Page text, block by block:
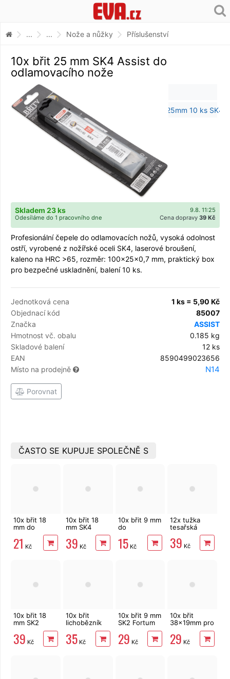
... ... Nože a nůžky Příslušenství
10x břit 25 mm SK4 Assist do
odlamovacího nože
9.8. 11:25
Skladem 23 ks
Cena dopravy 39 Kč
Odesíláme do 1 pracovního dne
Profesionální čepele do odlamovacích nožů, vysoká odolnost
ostří, vyrobené z nožířské oceli SK4, laserové broušení,
kaleno na HRC >65, rozměr: 100x25x0,7 mm, praktický box
pro bezpečné uskladnění, balení 10 ks.
Jednotková cena
1 ks = 5,90 Kč
Objednací kód
85007
Značka
ASSIST
Hmotnost vč. obalu
0.185 kg
Skladové balení
12 ks
EAN
8590499023656
Místo na prodejně
N14
Porovnat
ČASTO SE KUPUJE SPOLEČNĚ S
10x břit 18
mm do
odlamovacího
nože
21 Kč
10x břit 18
mm SK4
odlamovacího
nože
39 Kč
10x břit 9 mm
do
odlamovacího
nože
15Kč
12x tužka
tesařská
39 Kč
10x břit 18
mm SK2
odlamovacího
nože
39 Kč
10x břit
lichobězník
SK4 Assist
35Kč
10x břit 9 mm
SK2 Fortum
odlamovacího
nože, černé
29 Kč
10x břit
38x19mm pro
škrabku na
sklo Extol
Craft
29 Kč